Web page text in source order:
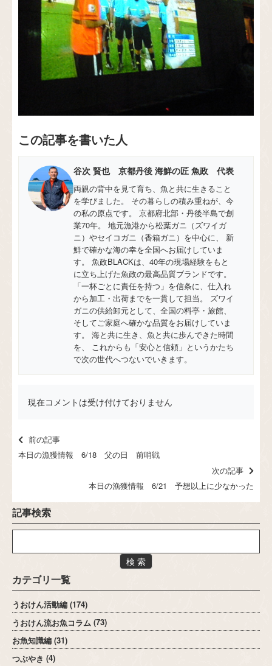
この記事を書いた人
谷次 賢也 京都丹後 海鮮の匠 魚政 代表
両親の背中を見て育ち、魚と共に生きること
を学びました。 その暮らしの積み重ねが、今
の私の原点です。 京都府北部・丹後半島で創
業70年。 地元漁港から松葉ガニ（ズワイガ
ニ）やセイコガニ（香箱ガニ）を中心に、 新
鮮で確かな海の幸を全国へお届けしていま
す。 魚政BLACKは、40年の現場経験をもと
に立ち上げた魚政の最高品質ブランドです。
「一杯ごとに責任を持つ」を信条に、仕入れ
から加工・出荷までを一貫して担当。 ズワイ
ガニの供給卸元として、全国の料亭・旅館、
そしてご家庭へ確かな品質をお届けしていま
す。 海と共に生き、魚と共に歩んできた時間
を、 これからも「安心と信頼」というかたち
で次の世代へつないでいきます。
現在コメントは受け付けておりません
前の記事
本日の漁獲情報 6/18 父の日 前哨戦
次の記事
本日の漁獲情報 6/21 予想以上に少なかった
記事検索
検 索
カテゴリ一覧
うおけん活動編 (174)
うおけん流お魚コラム (73)
お魚知識編 (31)
つぶやき (4)